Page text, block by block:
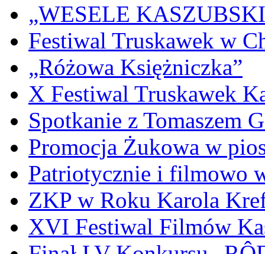
„WESELE
Festiwal Truskawek w
„Różowa Księżniczka”
X Festiwal Truskawek
Spotkanie z Tomaszem
Promocja Żukowa w
Patriotycznie i filmowo
ZKP w Roku Karola
XVI Festiwal Filmów